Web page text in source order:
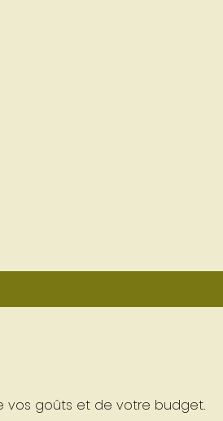
vos goûts et de votre budget.